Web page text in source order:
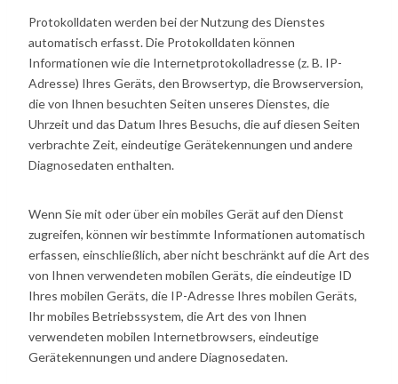
Protokolldaten werden bei der Nutzung des Dienstes
automatisch erfasst. Die Protokolldaten können
Informationen wie die Internetprotokolladresse (z. B. IP-
Adresse) Ihres Geräts, den Browsertyp, die Browserversion,
die von Ihnen besuchten Seiten unseres Dienstes, die
Uhrzeit und das Datum Ihres Besuchs, die auf diesen Seiten
verbrachte Zeit, eindeutige Gerätekennungen und andere
Diagnosedaten enthalten.
Wenn Sie mit oder über ein mobiles Gerät auf den Dienst
zugreifen, können wir bestimmte Informationen automatisch
erfassen, einschließlich, aber nicht beschränkt auf die Art des
von Ihnen verwendeten mobilen Geräts, die eindeutige ID
Ihres mobilen Geräts, die IP-Adresse Ihres mobilen Geräts,
Ihr mobiles Betriebssystem, die Art des von Ihnen
verwendeten mobilen Internetbrowsers, eindeutige
Gerätekennungen und andere Diagnosedaten.